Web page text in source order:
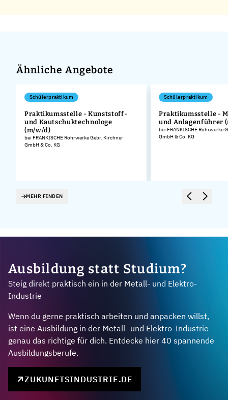
Ähnliche Angebote
Schülerpraktikum
Praktikumsstelle - Kunststoff-
und Kautschuktechnologe
(m/w/d)
bei FRÄNKISCHE Rohrwerke Gebr. Kirchner
GmbH & Co. KG
Schülerpraktikum
Praktikumsstelle -
und Anlagenführer
bei FRÄNKISCHE Rohrwerke
GmbH & Co. KG
MEHR FINDEN
Ausbildung statt Studium?
Steig direkt praktisch ein in der Metall- und Elektro-
Industrie
Wenn du gerne praktisch arbeiten und anpacken willst,
ist eine Ausbildung in der Metall- und Elektro-Industrie
genau das richtige für dich. Entdecke hier 40 spannende
Ausbildungsberufe.
ZUKUNFTSINDUSTRIE.DE